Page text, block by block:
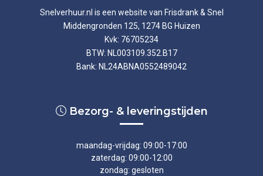
Snelverhuur.nl is een website van Frisdrank & Snel
Middengronden 125, 1274 BG Huizen
Kvk: 76705234
BTW: NL003109.352.B17
Bank: NL24ABNA0552489042
Bezorg- & leveringstijden
maandag-vrijdag: 09:00-17:00
zaterdag: 09:00-12:00
zondag: gesloten